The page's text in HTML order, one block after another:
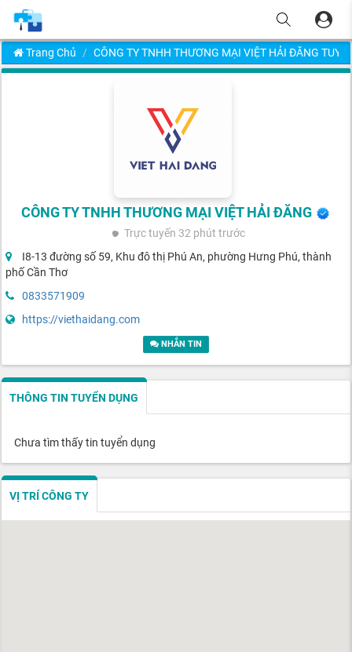
Trang Chủ CÔNG TY TNHH THƯƠNG MẠI VIỆT HẢI ĐĂNG
CÔNG TY TNHH THƯƠNG MẠI VIỆT HẢI ĐĂNG
Trực tuyến 32 phút trước
I8-13 đường số 59, Khu đô thị Phú An, phường Hưng Phú, thành
phố Cần Thơ
0833571909
https://viethaidang.com
NHẮN TIN
THÔNG TIN TUYỂN DỤNG
Chưa tìm thấy tin tuyển dụng
VỊ TRÍ CÔNG TY